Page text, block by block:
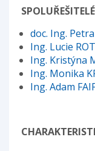
doc. Ing. Petra
Ing. Lucie
Ing. Kristýna
Ing. Monika
Ing. Adam